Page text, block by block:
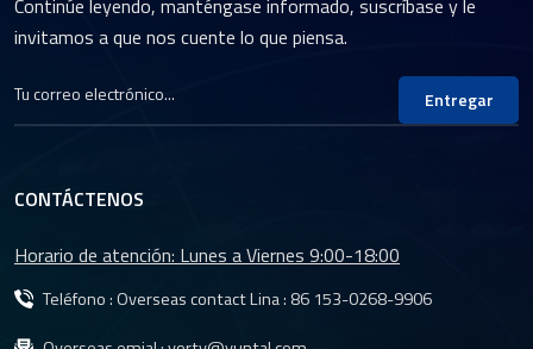
Continúe leyendo, manténgase informado, suscríbase y le
invitamos a que nos cuente lo que piensa.
Entregar
CONTÁCTENOS
Horario de atención: Lunes a Viernes 9:00-18:00
Teléfono : Overseas contact Lina : 86 153-0268-9906